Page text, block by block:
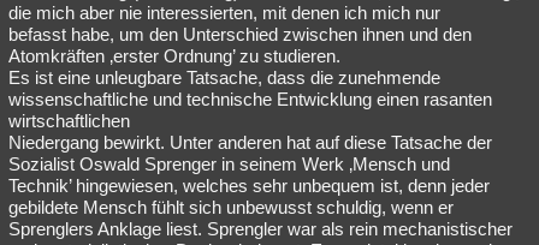
die mich aber nie interessierten, mit denen ich mich nur
befasst habe, um den Unterschied zwischen ihnen und den
Atomkräften ‚erster Ordnung’ zu studieren.
Es ist eine unleugbare Tatsache, dass die zunehmende
wissenschaftliche und technische Entwicklung einen rasanten
wirtschaftlichen
Niedergang bewirkt. Unter anderen hat auf diese Tatsache der
Sozialist Oswald Sprenger in seinem Werk ‚Mensch und
Technik’ hingewiesen, welches sehr unbequem ist, denn jeder
gebildete Mensch fühlt sich unbewusst schuldig, wenn er
Sprenglers Anklage liest. Sprengler war als rein mechanistischer